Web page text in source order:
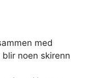
med
noen skirenn